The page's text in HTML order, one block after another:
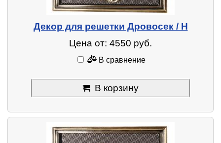
Декор для решетки Дровосек / H
Цена от: 4550 руб.
В сравнение
В корзину